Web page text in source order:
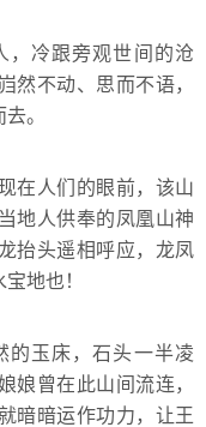
冷跟旁观世间的沧
然不动、思而不语，
。
人们的眼前，该山
地人供奉的凤凰山神
抬头遥相呼应，龙凤
地也！
玉床，石头一半凌
娘曾在此山间流连，
暗暗运作功力，让王